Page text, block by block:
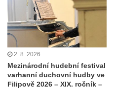
2. 8. 2026
Mezinárodní hudební festival
varhanní duchovní hudby ve
Filipově 2026 – XIX. ročník –